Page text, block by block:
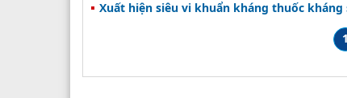
Xuất hiện siêu vi khuẩn kháng thuốc kháng
1